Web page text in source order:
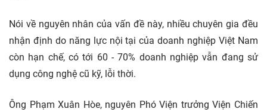
Nói về nguyên nhân của vấn đề này, nhiều chuyên gia đều
nhận định do năng lực nội tại của doanh nghiệp Việt Nam
còn hạn chế, có tới 60 - 70% doanh nghiệp vẫn đang sử
dụng công nghệ cũ kỹ, lỗi thời.
Ông Phạm Xuân Hòe, nguyên Phó Viện trưởng Viện Chiến